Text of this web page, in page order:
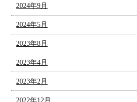
2024年9月
2024年5月
2023年8月
2023年4月
2023年2月
2022年12月